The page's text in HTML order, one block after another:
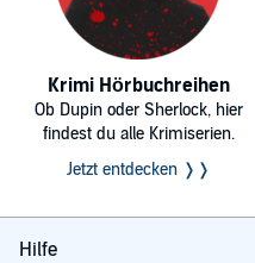
Krimi Hörbuchreihen
Ob Dupin oder Sherlock, hier
findest du alle Krimiserien.
Jetzt entdecken ❭❭
Hilfe